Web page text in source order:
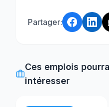
Partager:
Ces emplois
intéresser